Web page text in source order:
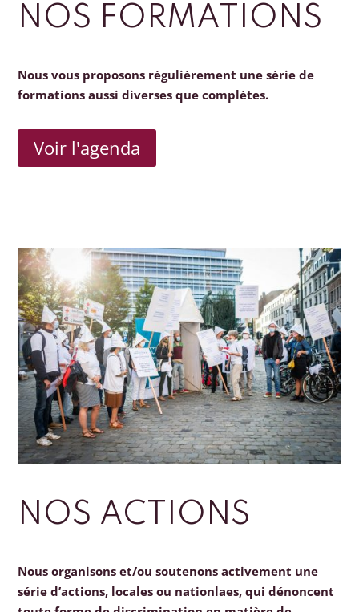
NOS FORMATIONS
Nous vous proposons régulièrement une série de
formations aussi diverses que complètes.
Voir l'agenda
NOS ACTIONS
Nous organisons et/ou soutenons activement une
série d’actions, locales ou nationlaes, qui dénoncent